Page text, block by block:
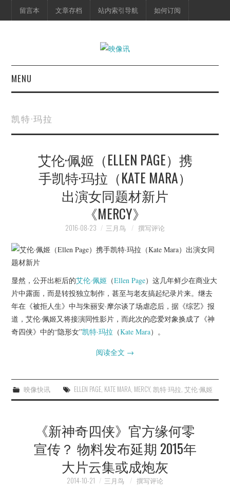
留言本 文章存档 站内索引导航 如何订阅
MENU
映像快讯
预告片
海报剧照
美剧英剧
电影档期
推荐电影
凯特·玛拉
艾伦·佩姬（ELLEN PAGE）携
手凯特·玛拉（KATE MARA）
出演女同题材新片
《MERCY》
2016-08-23 三月鸟 撰写评论
显然，公开出柜后的艾伦·佩姬 （Ellen Page）这几年鲜少在商业大
片中露面，而是转投独立制作，甚至与老友搞起纪录片来。继去
年在《被拒人生》中与朱丽安·摩尔谈了场虐恋后，据《综艺》报
道，艾伦·佩姬又将接演同性影片，而此次的恋爱对象换成了《神
奇四侠》中的“隐形女”凯特·玛拉 （Kate Mara）。
阅读全文 →
映像快讯 ELLEN PAGE, KATE MARA, MERCY, 凯特·玛拉, 艾伦·佩姬
《新神奇四侠》官方缘何零
宣传？ 物料发布延期 2015年
大片云集或成炮灰
2014-10-21 三月鸟 撰写评论